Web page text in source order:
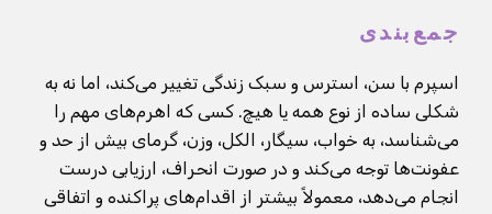
جمع‌بندی
اسپرم با سن، استرس و سبک زندگی تغییر می‌کند، اما نه به
شکلی ساده از نوع همه یا هیچ. کسی که اهرم‌های مهم را
می‌شناسد، به خواب، سیگار، الکل، وزن، گرمای بیش از حد و
عفونت‌ها توجه می‌کند و در صورت انحراف، ارزیابی درست
انجام می‌دهد، معمولاً بیشتر از اقدام‌های پراکنده و اتفاقی